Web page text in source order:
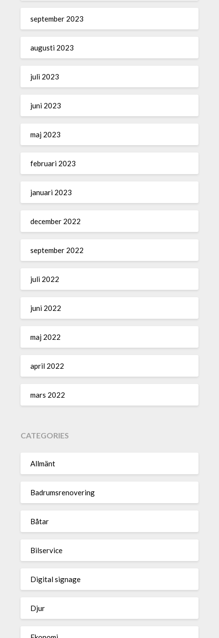
september 2023
augusti 2023
juli 2023
juni 2023
maj 2023
februari 2023
januari 2023
december 2022
september 2022
juli 2022
juni 2022
maj 2022
april 2022
mars 2022
CATEGORIES
Allmänt
Badrumsrenovering
Båtar
Bilservice
Digital signage
Djur